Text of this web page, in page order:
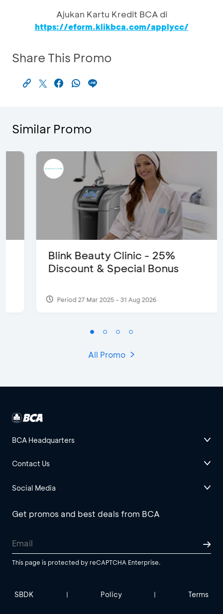
Ajukan Kartu Kredit BCA di
https://eform.klikbca.com/applycc/
Share This Promo
Similar Promo
Blink Beauty Clinic - 25%
Discount & Special Bonus
Period 27 Mar 2025 - 31 Aug 2026
All Promo
BCA Headquarters
Contact Us
Social Media
Get promos and best deals from BCA
This page is protected by reCAPTCHA Enterprise.
SBDK | Policy | Terms